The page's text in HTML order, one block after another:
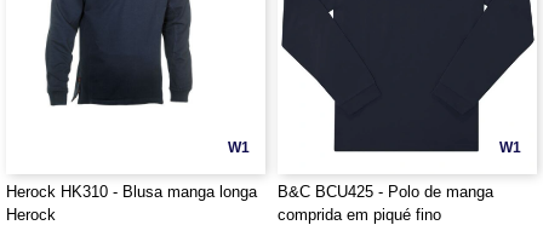
W1
Herock HK310 - Blusa manga longa
Herock
W1
B&C BCU425 - Polo de manga
comprida em piqué fino